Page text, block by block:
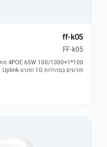
ff-k05
FF-k05